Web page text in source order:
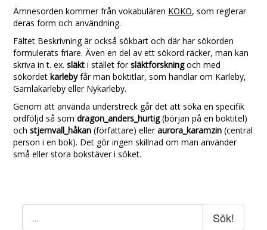
Ämnesorden kommer från vokabulären KOKO, som reglerar
deras form och användning.
Fältet Beskrivning är också sökbart och där har sökorden
formulerats friare. Även en del av ett sökord räcker, man kan
skriva in t. ex.släkti stället försläktforskningoch med
sökordetkarlebyfår man boktitlar, som handlar om Karleby,
Gamlakarleby eller Nykarleby.
Genom att använda understreck går det att söka en specifik
ordföljd så somdragon_anders_hurtig(början på en boktitel)
ochstjernvall_håkan (författare) elleraurora_karamzin (central
person i en bok). Det gör ingen skillnad om man använder
små eller stora bokstäver i söket.
Sök!